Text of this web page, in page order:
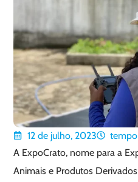
12 de julho, 2023
A ExpoCrato, nome para a
Animais e Produtos